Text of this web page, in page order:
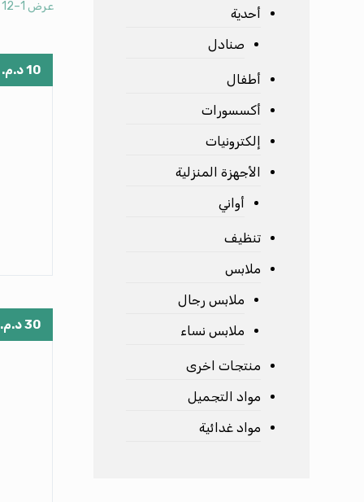
عرض 1–12 من أصل 14 نتيجة
10د.م.
30د.م.
أحدية
صنادل
أطفال
أكسسورات
إلكترونيات
الأجهزة المنزلية
أواني
تنظيف
ملابس
ملابس رجال
ملابس نساء
منتجات اخرى
مواد التجميل
مواد غدائية